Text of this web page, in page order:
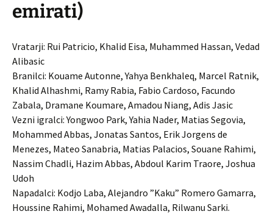
emirati)
Vratarji: Rui Patricio, Khalid Eisa, Muhammed Hassan, Vedad
Alibasic
Branilci: Kouame Autonne, Yahya Benkhaleq, Marcel Ratnik,
Khalid Alhashmi, Ramy Rabia, Fabio Cardoso, Facundo
Zabala, Dramane Koumare, Amadou Niang, Adis Jasic
Vezni igralci: Yongwoo Park, Yahia Nader, Matias Segovia,
Mohammed Abbas, Jonatas Santos, Erik Jorgens de
Menezes, Mateo Sanabria, Matias Palacios, Souane Rahimi,
Nassim Chadli, Hazim Abbas, Abdoul Karim Traore, Joshua
Udoh
Napadalci: Kodjo Laba, Alejandro ”Kaku” Romero Gamarra,
Houssine Rahimi, Mohamed Awadalla, Rilwanu Sarki.